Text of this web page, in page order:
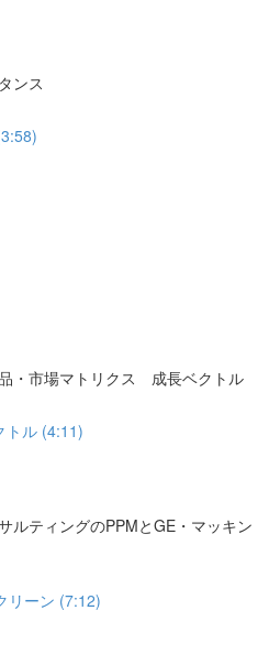
ンス
・市場マトリクス 成長ベクトル
トル (4:11)
ティングのPPMとGE・マッキン
リーン (7:12)